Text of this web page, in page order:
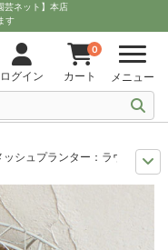
芸ネット】本店
す
ログイン
0
カート メニュー
ッシュプランター：ラウンド・
ランター：ラウンド・麻付き
ランター：ラウンド・麻付き
プランター：ラウンド・麻付き